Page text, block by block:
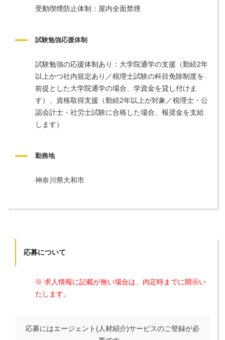
受動喫煙防止体制：屋内全面禁煙
試験勉強応援体制
試験勉強の応援体制あり：大学院通学の支援（勤続2年
以上かつ社内規定あり／税理士試験の科目免除制度を
前提とした大学院通学の場合、学資金を貸し付けま
す）、資格取得支援（勤続2年以上が対象／税理士・公
認会計士・社労士試験に合格した場合、報奨金を支給
します）
勤務地
神奈川県大和市
応募について
※ 求人情報に記載が無い場合は、内定時までに開示い
たします。
応募にはエージェント(人材紹介)サービスのご登録が必